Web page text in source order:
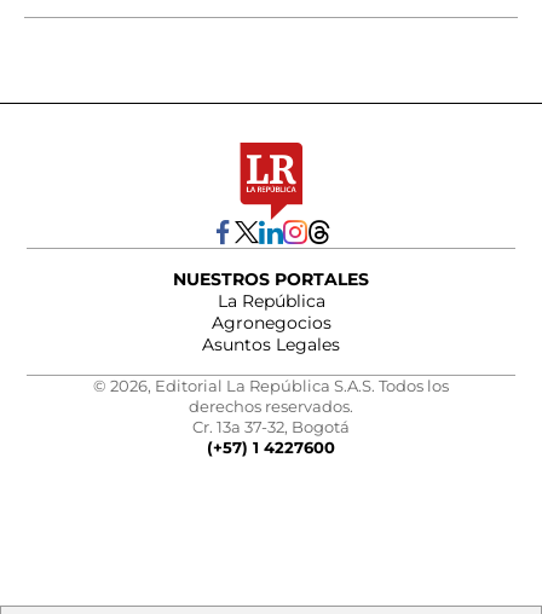
NUESTROS PORTALES
La República
Agronegocios
Asuntos Legales
© 2026, Editorial La República S.A.S. Todos los
derechos reservados.
Cr. 13a 37-32, Bogotá
(+57) 1 4227600